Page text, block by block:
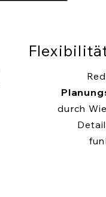
durch